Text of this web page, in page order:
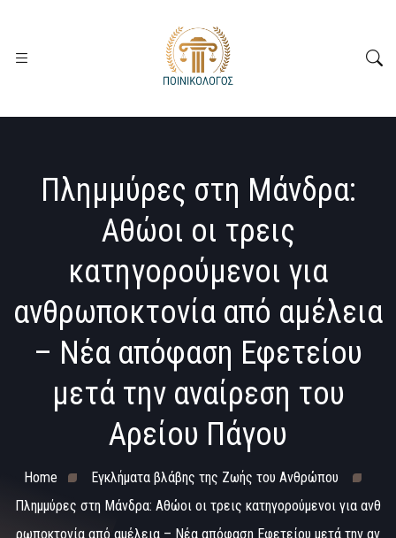
Πλημμύρες στη Μάνδρα:
Αθώοι οι τρεις
κατηγορούμενοι για
ανθρωποκτονία από αμέλεια
– Νέα απόφαση Εφετείου
μετά την αναίρεση του
Αρείου Πάγου
Home
Εγκλήματα βλάβης της Ζωής του Ανθρώπου
Πλημμύρες στη Μάνδρα: Αθώοι οι τρεις κατηγορούμενοι για ανθ
ρωποκτονία από αμέλεια – Νέα απόφαση Εφετείου μετά την αν